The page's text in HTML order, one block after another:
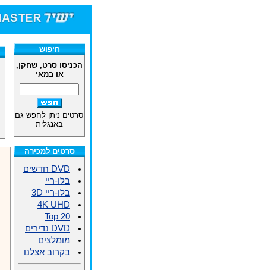
חיפוש
הכניסו סרט, שחקן,
או במאי
סרטים ניתן לחפש גם
באנגלית
סרטים למכירה
DVD חדשים
בלו-ריי
בלו-ריי 3D
4K UHD
Top 20
DVD נדירים
מומלצים
בקרוב אצלנו